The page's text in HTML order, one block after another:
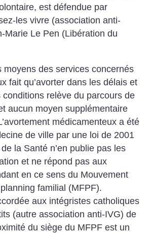
est défendue par
les vivre (association anti-
Marie Le Pen (Libération du
moyens des services concernés
fait qu’avorter dans les délais et
relève du parcours de
aucun moyen supplémentaire
médicamenteux a été
de ville par une loi de 2001
la Santé n’en publie pas les
et ne répond pas aux
en ce sens du Mouvement
familial (MFPF).
aux intégristes catholiques
(autre association anti-IVG) de
du siège du MFPF est un